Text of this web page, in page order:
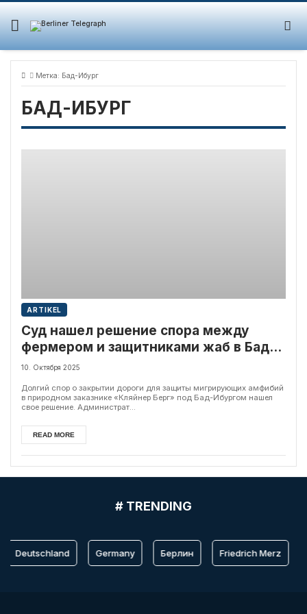
Skip
content
Метка: Бад-Ибург
БАД-ИБУРГ
ARTIKEL
Суд нашел решение спора между
фермером и защитниками жаб в Бад-
Ибурге
10. Октября 2025
Долгий спор о закрытии дороги для защиты мигрирующих амфибий
в природном заказнике «Кляйнер Берг» под Бад-Ибургом нашел
свое решение. Администрат...
READ MORE
# TRENDING
Deutschland Germany Берлин Friedrich Merz